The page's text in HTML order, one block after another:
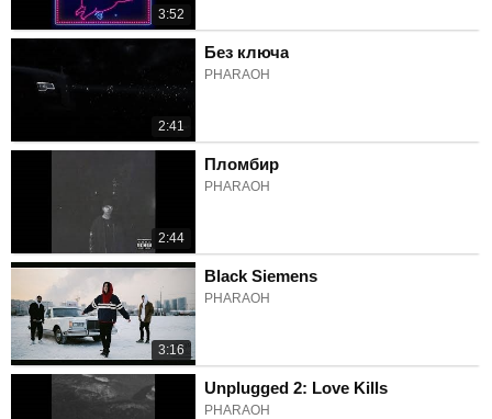
3:52
2:41
Без ключа
PHARAOH
2:44
Пломбир
PHARAOH
3:16
Black Siemens
PHARAOH
Unplugged 2: Love Kills
PHARAOH